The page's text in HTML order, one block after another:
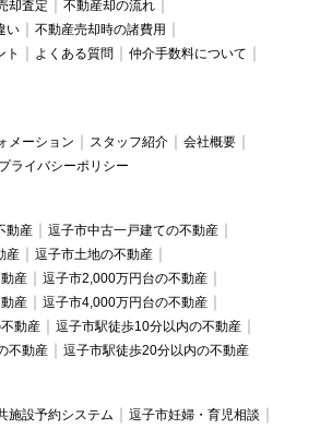
却査定
不動産却の流れ
い
不動産売却時の諸費用
ト
よくある質問
仲介手数料について
メーション スタッフ紹介
会社概要
プライバシーポリシー
動産
逗子市中古一戸建ての不動産
産
逗子市土地の不動産
産
逗子市2,000万円台の不動産
産
逗子市4,000万円台の不動産
動産
逗子市駅徒歩10分以内の不動産
不動産
逗子市駅徒歩20分以内の不動産
施設予約システム
逗子市妊婦・育児相談